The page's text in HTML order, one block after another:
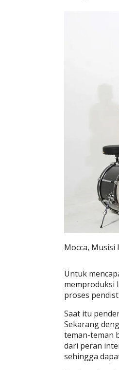
Mocca, Musisi
Untuk
memproduksi
proses
Saat itu
Sekarang
teman-teman
dari peran
sehingga